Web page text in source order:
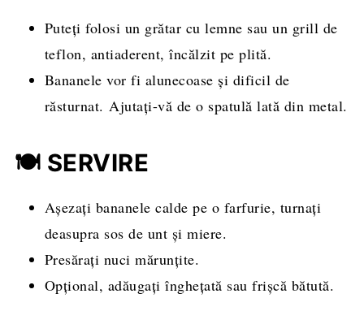
Puteți folosi un grătar cu lemne sau un grill de
teflon, antiaderent, încălzit pe plită.
Bananele vor fi alunecoase și dificil de
răsturnat. Ajutați-vă de o spatulă lată din metal.
🍽️ SERVIRE
Așezați bananele calde pe o farfurie, turnați
deasupra sos de unt și miere.
Presărați nuci mărunțite.
Opțional, adăugați înghețată sau frișcă bătută.